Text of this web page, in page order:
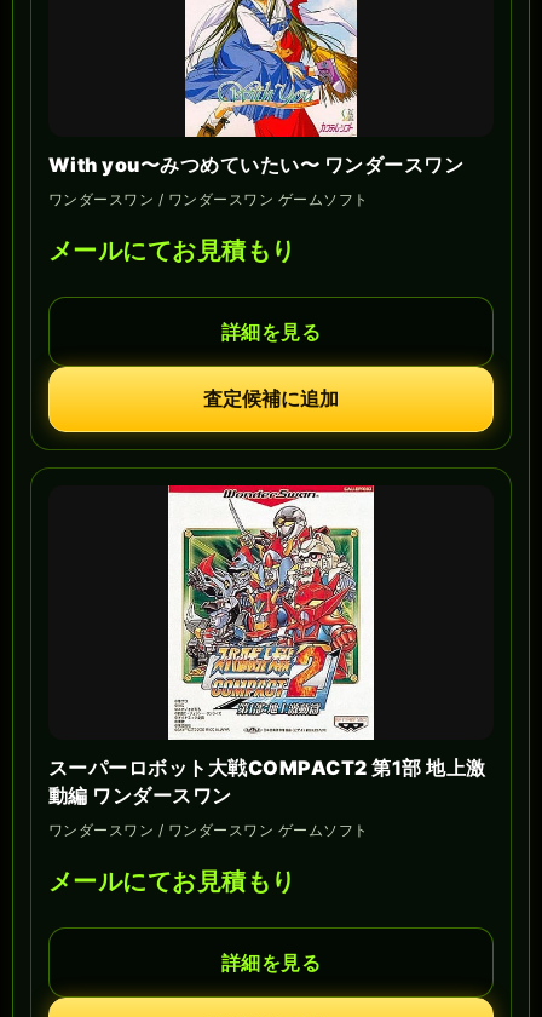
With you〜みつめていたい〜 ワンダースワン
ワンダースワン / ワンダースワン ゲームソフト
メールにてお見積もり
詳細を見る
査定候補に追加
スーパーロボット大戦COMPACT2 第1部 地上激
動編 ワンダースワン
ワンダースワン / ワンダースワン ゲームソフト
メールにてお見積もり
詳細を見る